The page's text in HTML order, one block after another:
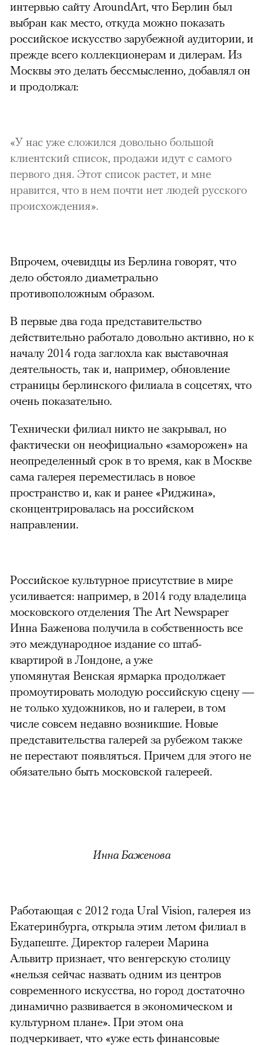
интервью сайту AroundArt, что Берлин был
выбран как место, откуда можно показать
российское искусство зарубежной аудитории, и
прежде всего коллекционерам и дилерам. Из
Москвы это делать бессмысленно, добавлял он
и продолжал:
«У нас уже сложился довольно большой
клиентский список, продажи идут с самого
первого дня. Этот список растет, и мне
нравится, что в нем почти нет людей русского
происхождения».
Впрочем, очевидцы из Берлина говорят, что
дело обстояло диаметрально
противоположным образом.
В первые два года представительство
действительно работало довольно активно, но к
началу 2014 года заглохла как выставочная
деятельность, так и, например, обновление
страницы берлинского филиала в соцсетях, что
очень показательно.
Технически филиал никто не закрывал, но
фактически он неофициально «заморожен» на
неопределенный срок в то время, как в Москве
сама галерея переместилась в новое
пространство и, как и ранее «Риджина»,
сконцентрировалась на российском
направлении.
Российское культурное присутствие в мире
усиливается: например, в 2014 году владелица
московского отделения The Art Newspaper
Инна Баженова получила в собственность все
это международное издание со штаб-
квартирой в Лондоне, а уже
упомянутая Венская ярмарка продолжает
промоутировать молодую российскую сцену —
не только художников, но и галереи, в том
числе совсем недавно возникшие. Новые
представительства галерей за рубежом также
не перестают появляться. Причем для этого не
обязательно быть московской галереей.
Инна Баженова
Работающая с 2012 года Ural Vision, галерея из
Екатеринбурга, открыла этим летом филиал в
Будапеште. Директор галереи Марина
Альвитр признает, что венгерскую столицу
«нельзя сейчас назвать одним из центров
современного искусства, но город достаточно
динамично развивается в экономическом и
культурном плане». При этом она
подчеркивает, что «уже есть финансовые